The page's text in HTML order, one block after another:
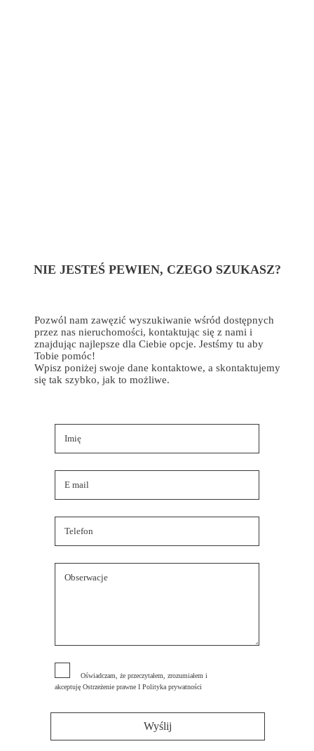
NIE JESTEŚ PEWIEN, CZEGO SZUKASZ?
Oświadczam, że przeczytałem, zrozumiałem i
akceptuję Ostrzeżenie prawne I Polityka prywatności
Wyślij
Pozwól nam zawęzić wyszukiwanie wśród dostępnych
przez nas nieruchomości, kontaktując się z nami i
znajdując najlepsze dla Ciebie opcje. Jestśmy tu aby
Tobie pomóc!
Wpisz poniżej swoje dane kontaktowe, a skontaktujemy
się tak szybko, jak to możliwe.